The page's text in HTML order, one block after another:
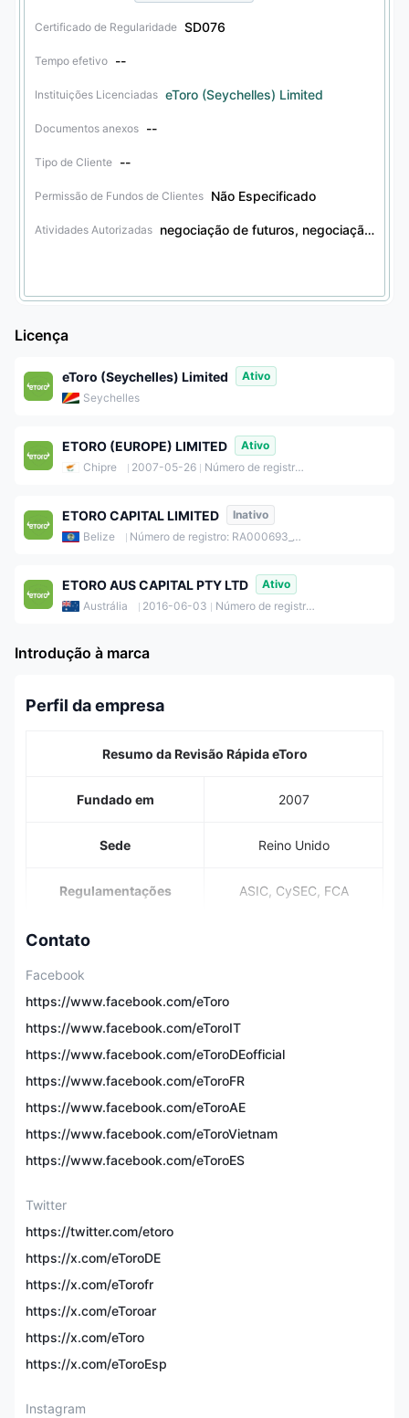
Certificado de Regularidade SD076
Tempo efetivo --
Instituições Licenciadas eToro (Seychelles) Limited
Documentos anexos --
Tipo de Cliente --
Permissão de Fundos de Clientes Não Especificado
Atividades Autorizadas negociação de futuros, negociação de derivativos financeiros, negociação de títulos, negociação de obrigações, negociação de outros produtos financeiros, negociação de opções
Licença
eToro (Seychelles) Limited
Ativo
Seychelles
ETORO (EUROPE) LIMITED
Ativo
Chipre
2007-05-26 Número de registro: HE200585
ETORO CAPITAL LIMITED
Inativo
Belize
Número de registro: RA000693_160014
ETORO AUS CAPITAL PTY LTD
Ativo
Austrália
2016-06-03 Número de registro: 612791803
Introdução à marca
Perfil da empresa
Resumo da Revisão Rápida eToro
Fundado em 2007
Sede Reino Unido
Regulamentações ASIC, CySEC, FCA
Ativos Negociáveis
Conta Demonstração
fundos virtuais)
Depósito Mínimo
Taxas de Negociação
(EUR/USD) e sem
Taxas Não de
Negociação
Contato
Facebook
https://www.facebook.com/eToro
https://www.facebook.com/eToroIT
https://www.facebook.com/eToroDEofficial
https://www.facebook.com/eToroFR
https://www.facebook.com/eToroAE
https://www.facebook.com/eToroVietnam
https://www.facebook.com/eToroES
Twitter
https://twitter.com/etoro
https://x.com/eToroDE
https://x.com/eTorofr
https://x.com/eToroar
https://x.com/eToro
https://x.com/eToroEsp
Instagram